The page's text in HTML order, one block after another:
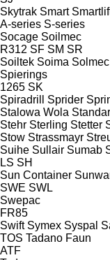
Skytrak Smart
A-series S-series
Socage Soilmec
R312 SF SM SR
Soiltek Soima Solmec
Spierings
1265 SK
Spiradrill
Sprider
Stalowa Wola
Stehr Sterling Stetter
Stow Strassmayr
Suihe Sullair Sumab
LS SH
Sun Container
SWE SWL
Swepac
FR85
Swift Symex Syspal
TOS Tadano Faun
ATF